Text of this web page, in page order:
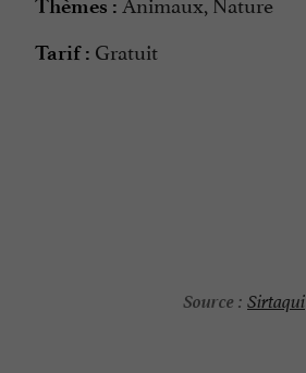
Thèmes :
Tarif : Gratuit
Source : Sirtaqui